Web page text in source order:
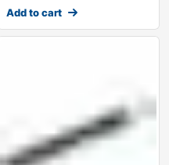
Add to cart